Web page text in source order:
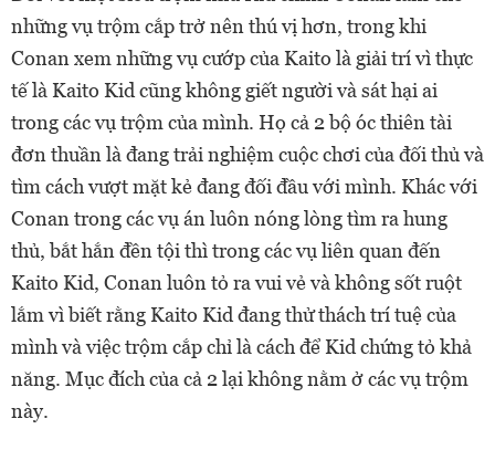
những vụ trộm cắp trở nên thú vị hơn, trong khi
Conan xem những vụ cướp của Kaito là giải trí vì thực
tế là Kaito Kid cũng không giết người và sát hại ai
trong các vụ trộm của mình. Họ cả 2 bộ óc thiên tài
đơn thuần là đang trải nghiệm cuộc chơi của đối thủ và
tìm cách vượt mặt kẻ đang đối đầu với mình. Khác với
Conan trong các vụ án luôn nóng lòng tìm ra hung
thủ, bắt hắn đền tội thì trong các vụ liên quan đến
Kaito Kid, Conan luôn tỏ ra vui vẻ và không sốt ruột
lắm vì biết rằng Kaito Kid đang thử thách trí tuệ của
mình và việc trộm cắp chỉ là cách để Kid chứng tỏ khả
năng. Mục đích của cả 2 lại không nằm ở các vụ trộm
này.